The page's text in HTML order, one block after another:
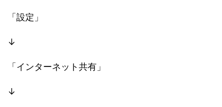
「設定」
↓
「インターネット共有」
↓